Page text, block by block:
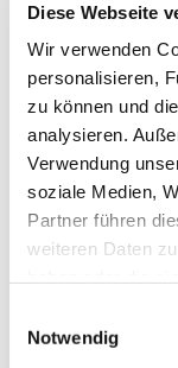
Diese Webseite
Wir verwenden
personalisieren,
zu können und
analysieren.
Verwendung
soziale Medien,
Partner führen
weiteren Daten
Notwendig